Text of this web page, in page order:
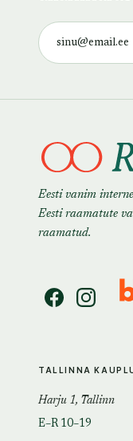
Eesti vanim
Eesti raamatute
raamatud.
TALLINNA
Harju 1, Tallinn
E–R 10–19